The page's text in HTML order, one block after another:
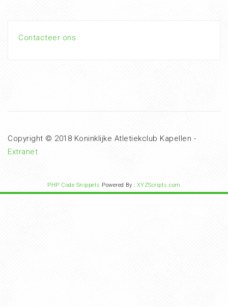
Contacteer ons
Copyright © 2018 Koninklijke Atletiekclub Kapellen -
Extranet
PHP Code Snippets Powered By : XYZScripts.com